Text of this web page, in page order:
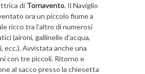
di Tornavento. Il Naviglio
ora un piccolo fiume a
ricco tra l’altro di numerosi
(aironi, gallinelle d’acqua,
ecc.). Avvistata anche una
con tre piccoli. Ritorno e
al sacco presso la chiesetta